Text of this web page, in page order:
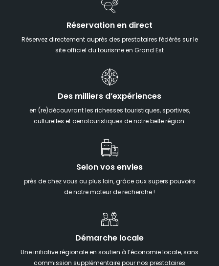
Réservation en direct
Réservez directement auprès des prestataires fédérés sur le
site officiel du tourisme en Grand Est
Des milliers d’expériences
en (re)découvrant les richesses touristiques, sportives,
culturelles et oenotouristiques de notre belle région.
Selon vos envies
près de chez vous ou plus loin, grâce aux supers pouvoirs
de notre moteur de recherche !
Démarche locale
Une initiative régionale en soutien à l’économie locale, sans
commission supplémentaire pour nos prestataires